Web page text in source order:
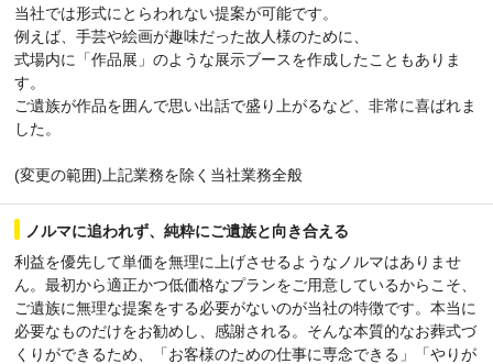
当社では形式にとらわれない提案が可能です。
例えば、手芸や絵画が趣味だった故人様のために、
式場内に「作品展」のような展示ブースを作成したこともありま
す。
ご遺族が作品を囲んで思い出話で盛り上がるなど、非常に喜ばれま
した。
(変更の範囲)上記業務を除く当社業務全般
ノルマに追われず、純粋にご遺族と向き合える
利益を優先して単価を無理に上げさせるようなノルマはありませ
ん。最初から適正かつ低価格なプランをご用意しているからこそ、
ご遺族に無理な提案をする必要がないのが当社の特徴です。本当に
必要なものだけをお勧めし、感謝される。そんな本質的なお葬式づ
くりができるため、「お客様のための仕事に専念できる」「やりが